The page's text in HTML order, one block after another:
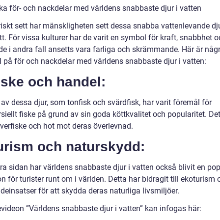
för- och nackdelar med världens snabbaste djur i vatten
sett har mänskligheten sett dessa snabba vattenlevande
För vissa kulturer har de varit en symbol för kraft, snabbhet
i andra fall ansetts vara farliga och skrämmande. Här är
på för och nackdelar med världens snabbaste djur i vatten:
och handel:
dessa djur, som tonfisk och svärdfisk, har varit föremål för
fiske på grund av sin goda köttkvalitet och popularitet.
och hot mot deras överlevnad.
och naturskydd:
sidan har världens snabbaste djur i vatten också blivit en
för turister runt om i världen. Detta har bidragit till ekoturism
för att skydda deras naturliga livsmiljöer.
”Världens snabbaste djur i vatten” kan infogas här: